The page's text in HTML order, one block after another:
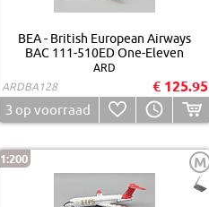
BEA - British European Airways
BAC 111-510ED One-Eleven
ARD
ARDBA128
€ 125.95
3 op voorraad
1:200 M